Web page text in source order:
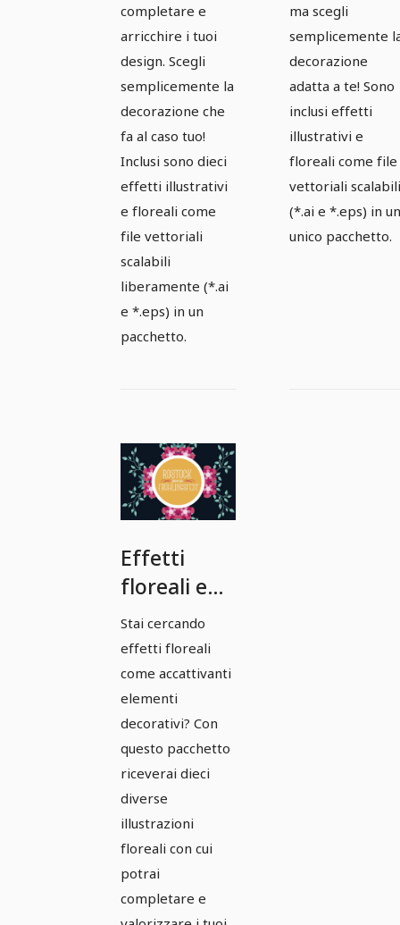
completare e
arricchire i tuoi
design. Scegli
semplicemente la
decorazione che
fa al caso tuo!
Inclusi sono dieci
effetti illustrativi
e floreali come
file vettoriali
scalabili
liberamente (*.ai
e *.eps) in un
pacchetto.
ma scegli
semplicemente
decorazione
adatta a te! Sono
inclusi effetti
illustrativi e
floreali come file
vettoriali scalabili
(*.ai e *.eps) in un
unico pacchetto.
Effetti
floreali e
illustrazioni
vettoriali -
Pacchetto
5
Stai cercando
effetti floreali
come accattivanti
elementi
decorativi? Con
questo pacchetto
riceverai dieci
diverse
illustrazioni
floreali con cui
potrai
completare e